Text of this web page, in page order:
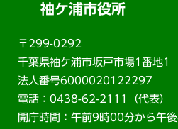
袖ケ浦市役所
〒299-0292
千葉県袖ケ浦市坂戸市場1番地1
法人番号6000020122297
電話：0438-62-2111（代表）
開庁時間：午前9時00分から午